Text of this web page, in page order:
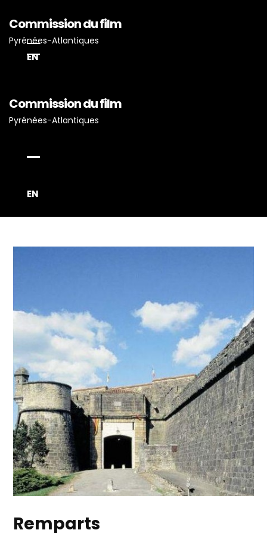
Commission du film
Pyrénées-Atlantiques
EN
Commission du film
Pyrénées-Atlantiques
EN
Accueil
Actualités
Remparts